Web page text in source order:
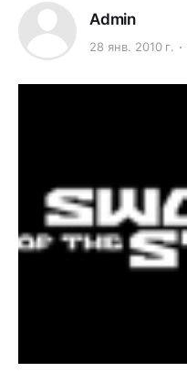
Admin
28 янв. 2010 г.